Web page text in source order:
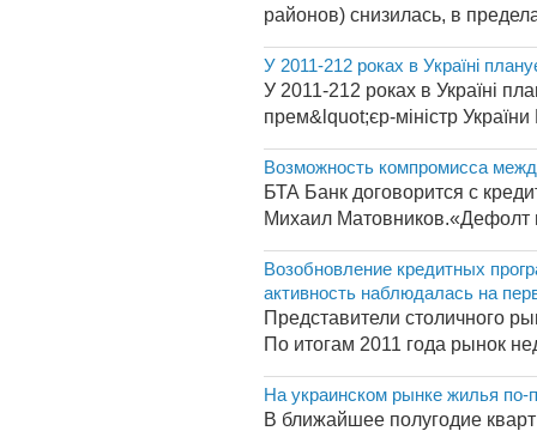
районов) снизилась, в
У 2011-212 роках в Україні
У 2011-212 роках в Україні
прем&lquot;єр-міністр
Возможность компромисса
БТА Банк договорится с
Михаил Матовников.«Дефолт
Возобновление кредитных
активность наблюдалась на
Представители столичного
По итогам 2011 года рынок
На украинском рынке жилья по-
В ближайшее полугодие